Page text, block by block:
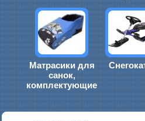
Матрасики для
санок,
комплектующие